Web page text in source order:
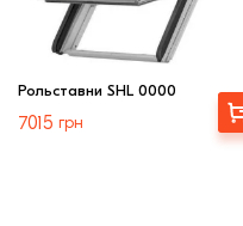
Рольставни SHL 0000
7015 грн